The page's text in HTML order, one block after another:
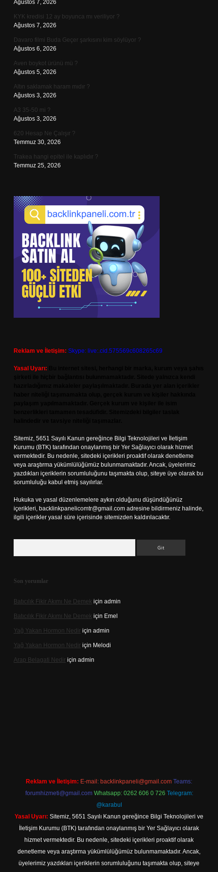
Ağustos 7, 2026
KYK kredisi 12 ay boyunca mı veriliyor ?
Ağustos 7, 2026
Davaro filmi Buda Geçer şarkısını kim söylüyor ?
Ağustos 6, 2026
Aven boykot ürünü mü ?
Ağustos 5, 2026
Altın saklamak haram mıdır ?
Ağustos 3, 2026
A3 35-50 mi ?
Ağustos 3, 2026
620 Hesap Ne Çalışır ?
Temmuz 30, 2026
Trakea hangi epitel ile kaplıdır ?
Temmuz 25, 2026
Reklam ve İletişim: Skype: live:.cid.575569c608265c69
Yasal Uyarı:
Sitemiz, 5651 Sayılı Kanun gereğince Bilgi Teknolojileri ve İletişim
Kurumu (BTK) tarafından onaylanmış bir Yer Sağlayıcı olarak hizmet
vermektedir. Bu nedenle, sitedeki içerikleri proaktif olarak denetleme
veya araştırma yükümlülüğümüz bulunmamaktadır. Ancak, üyelerimiz
yazdıkları içeriklerin sorumluluğunu taşımakta olup, siteye üye olarak bu
sorumluluğu kabul etmiş sayılırlar.
Hukuka ve yasal düzenlemelere aykırı olduğunu düşündüğünüz
içerikleri, backlinkpanelicomtr@gmail.com adresine bildirmeniz halinde,
ilgili içerikler yasal süre içerisinde sitemizden kaldırılacaktır.
Son yorumlar
Batıcılık Fikir Akımı Ne Demek için admin
Batıcılık Fikir Akımı Ne Demek için Emel
Yağ Yakan Hormon Nedir için admin
Yağ Yakan Hormon Nedir için Melodi
Arap Belagati Nedir için admin
Reklam ve İletişim: E-mail: backlinkpaneli@gmail.com Teams:
forumhizmeti@gmail.com Whatsapp: 0262 606 0 726 Telegram:
@karabul
Yasal Uyarı: Sitemiz, 5651 Sayılı Kanun gereğince Bilgi Teknolojileri ve
İletişim Kurumu (BTK) tarafından onaylanmış bir Yer Sağlayıcı olarak
hizmet vermektedir. Bu nedenle, sitedeki içerikleri proaktif olarak
denetleme veya araştırma yükümlülüğümüz bulunmamaktadır. Ancak,
üyelerimiz yazdıkları içeriklerin sorumluluğunu taşımakta olup, siteye